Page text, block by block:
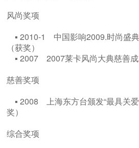
风尚奖项
▪ 2010-1 中国影响2009.时尚盛
（获奖）
▪ 2007 2007莱卡风尚大典慈善
慈善奖项
▪ 2008 上海东方台颁发“最具关
奖）
综合奖项